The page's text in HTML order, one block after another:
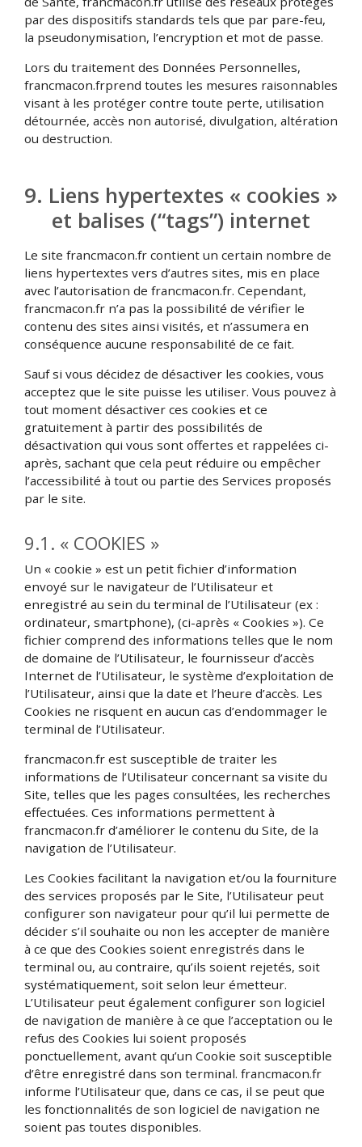
par des dispositifs standards tels que par pare-feu,
la pseudonymisation, l’encryption et mot de passe.
Lors du traitement des Données Personnelles,
francmacon.frprend toutes les mesures raisonnables
visant à les protéger contre toute perte, utilisation
détournée, accès non autorisé, divulgation, altération
ou destruction.
9. Liens hypertextes « cookies »
et balises (“tags”) internet
Le site francmacon.fr contient un certain nombre de
liens hypertextes vers d’autres sites, mis en place
avec l’autorisation de francmacon.fr. Cependant,
francmacon.fr n’a pas la possibilité de vérifier le
contenu des sites ainsi visités, et n’assumera en
conséquence aucune responsabilité de ce fait.
Sauf si vous décidez de désactiver les cookies, vous
acceptez que le site puisse les utiliser. Vous pouvez à
tout moment désactiver ces cookies et ce
gratuitement à partir des possibilités de
désactivation qui vous sont offertes et rappelées ci-
après, sachant que cela peut réduire ou empêcher
l’accessibilité à tout ou partie des Services proposés
par le site.
9.1. « COOKIES »
Un « cookie » est un petit fichier d’information
envoyé sur le navigateur de l’Utilisateur et
enregistré au sein du terminal de l’Utilisateur (ex :
ordinateur, smartphone), (ci-après « Cookies »). Ce
fichier comprend des informations telles que le nom
de domaine de l’Utilisateur, le fournisseur d’accès
Internet de l’Utilisateur, le système d’exploitation de
l’Utilisateur, ainsi que la date et l’heure d’accès. Les
Cookies ne risquent en aucun cas d’endommager le
terminal de l’Utilisateur.
francmacon.fr est susceptible de traiter les
informations de l’Utilisateur concernant sa visite du
Site, telles que les pages consultées, les recherches
effectuées. Ces informations permettent à
francmacon.fr d’améliorer le contenu du Site, de la
navigation de l’Utilisateur.
Les Cookies facilitant la navigation et/ou la fourniture
des services proposés par le Site, l’Utilisateur peut
configurer son navigateur pour qu’il lui permette de
décider s’il souhaite ou non les accepter de manière
à ce que des Cookies soient enregistrés dans le
terminal ou, au contraire, qu’ils soient rejetés, soit
systématiquement, soit selon leur émetteur.
L’Utilisateur peut également configurer son logiciel
de navigation de manière à ce que l’acceptation ou le
refus des Cookies lui soient proposés
ponctuellement, avant qu’un Cookie soit susceptible
d’être enregistré dans son terminal. francmacon.fr
informe l’Utilisateur que, dans ce cas, il se peut que
les fonctionnalités de son logiciel de navigation ne
soient pas toutes disponibles.